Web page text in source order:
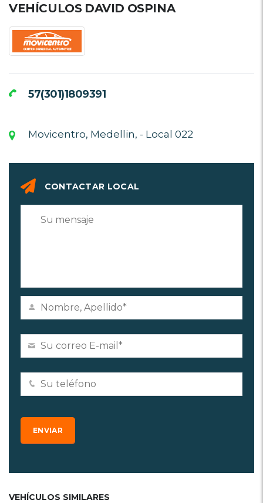
VEHÍCULOS DAVID OSPINA
57(301)1809391
Movicentro, Medellin, - Local 022
CONTACTAR LOCAL
VEHÍCULOS SIMILARES